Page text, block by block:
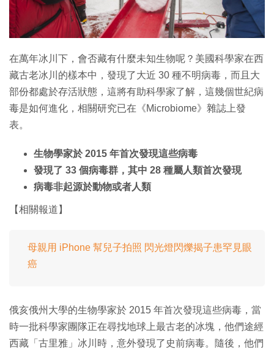
在萬年冰川下，會否藏有什麼未知生物呢？美國科學家在西
藏古老冰川的樣本中，發現了大近 30 種不明病毒，而且大
部份都處於存活狀態，這將有助科學家了解，這幾個世紀病
毒是如何進化，相關研究已在《Microbiome》雜誌上發
表。
生物學家於 2015 年首次發現這些病毒
發現了 33 個病毒群，其中 28 種屬人類首次發現
病毒非起源於動物或者人類
【相關報道】
母親用 iPhone 幫兒子拍照 閃光燈閃爍揭子患罕見眼
癌
俄亥俄州大學的生物學家於 2015 年首次發現這些病毒，當
時一批科學家團隊正在尋找地球上最古老的冰塊，他們途經
西藏「古里雅」冰川時，意外發現了史前病毒。隨後，他們